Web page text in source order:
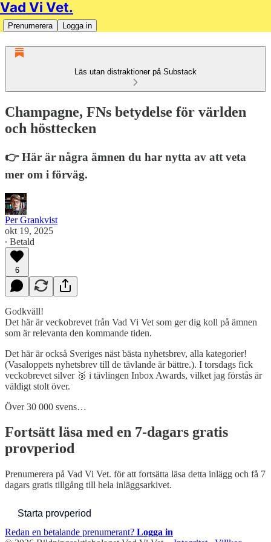
Vad Vi Vet.
Prenumerera Logga in
Läs utan distraktioner på Substack
Champagne, FNs betydelse för världen
och hösttecken
👉 Här är några ämnen du har nytta av att veta
mer om i förväg.
Per Grankvist
okt 19, 2025
∙ Betald
6
Godkväll!
Det här är veckobrevet från Vad Vi Vet som ger dig koll på ämnen
som är relevanta den kommande tiden.
Det här är också Sveriges näst bästa nyhetsbrev, alla kategorier!
(Vasaloppets nyhetsbrev till de tävlande är bättre.). I torsdags fick
veckobrevet silver 🥈 i tävlingen Inbox Awards, vilket jag förstås är
väldigt stolt över.
Över 30 000 svens…
Fortsätt läsa med en 7-dagars gratis
provperiod
Prenumerera på Vad Vi Vet. för att fortsätta läsa detta inlägg och få 7
dagars gratis tillgång till hela inläggsarkivet.
Starta provperiod
Redan en betalande prenumerant? Logga in